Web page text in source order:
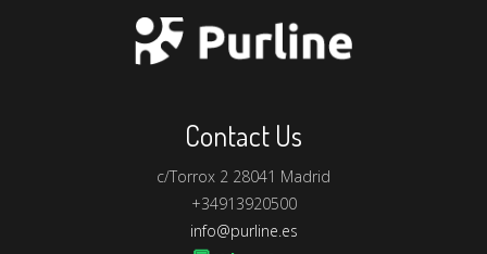
Contact Us
c/Torrox 2 28041 Madrid
+34913920500
info@purline.es